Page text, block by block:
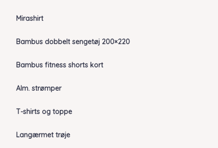
Mirashirt
Bambus dobbelt sengetøj 200×220
Bambus fitness shorts kort
Alm. strømper
T-shirts og toppe
Langærmet trøje